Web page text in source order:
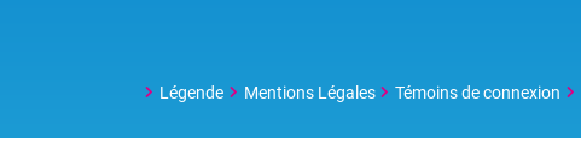
Légende Mentions Légales Témoins de connexion